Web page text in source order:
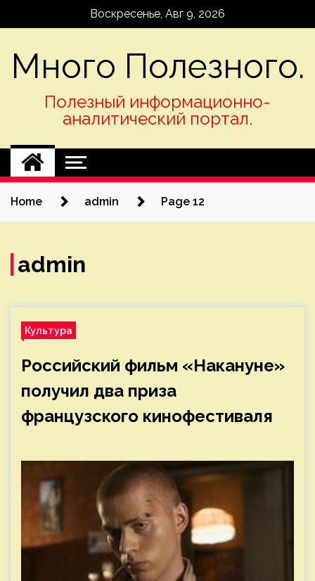
Воскресенье, Авг 9, 2026
Много Полезного.
Полезный информационно-
аналитический портал.
Home admin Page 12
admin
Культура
Российский фильм «Накануне»
получил два приза
французского кинофестиваля